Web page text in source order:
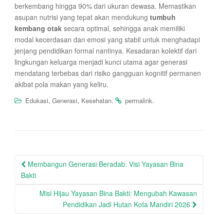
berkembang hingga 90% dari ukuran dewasa. Memastikan
asupan nutrisi yang tepat akan mendukung tumbuh
kembang otak secara optimal, sehingga anak memiliki
modal kecerdasan dan emosi yang stabil untuk menghadapi
jenjang pendidikan formal nantinya. Kesadaran kolektif dari
lingkungan keluarga menjadi kunci utama agar generasi
mendatang terbebas dari risiko gangguan kognitif permanen
akibat pola makan yang keliru.
Edukasi, Generasi, Kesehatan. permalink.
Post
navigation
Membangun Generasi Beradab: Visi Yayasan Bina
Bakti
Misi Hijau Yayasan Bina Bakti: Mengubah Kawasan
Pendidikan Jadi Hutan Kota Mandiri 2026